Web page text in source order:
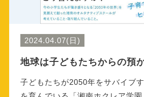
2024.04.07(日)
地球は子どもたちからの預
子どもたちが2050年をサバイブ